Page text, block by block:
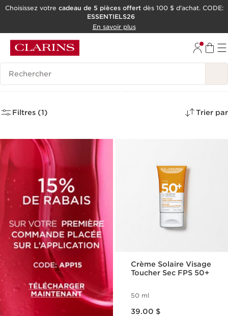
ALLER AU CONTENU
OUTIL D'ACCESSIBILITÉ
Choisissez votre cadeau de 5 pièces offertdès 100 $ d'achat. CODE:
ESSENTIELS26
En savoir plus
Historique des recherches
Crèmes Solaire 50 (2)
Filtres (1) Trier par
Crème Solaire Visage
Toucher Sec FPS 50+
50 ml
39.00 $